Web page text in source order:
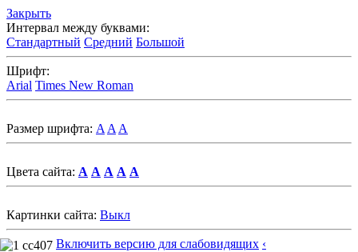
Закрыть
Интервал между буквами:
Стандартный Средний Большой
Шрифт:
Arial Times New Roman
Размер шрифта: A A A
Цвета сайта: A A A A A
Картинки сайта: Выкл
Включить версию для слабовидящих ‹